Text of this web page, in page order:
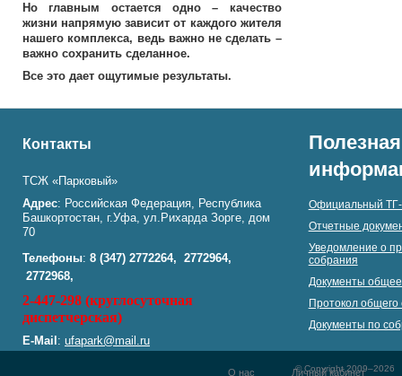
Но главным остается одно – качество
жизни напрямую зависит от каждого жителя
нашего комплекса, ведь важно не сделать –
важно сохранить сделанное.
Все это дает ощутимые результаты.
Контакты
ТСЖ «Парковый»
Адрес: Российская Федерация, Республика
Башкортостан, г.Уфа, ул.Рихарда Зорге, дом
70
Телефоны: 8 (347) 2772264, 2772964,
2772968,
2-447-298 (круглосуточная
диспетчерская)
E-Mail : ufapark@mail.ru
Полезная
Официальный
Отчетные
Уведомление о
собрания
Документы
Протокол
Документы по
© Copyright 2009–2026
О нас Личный кабинет